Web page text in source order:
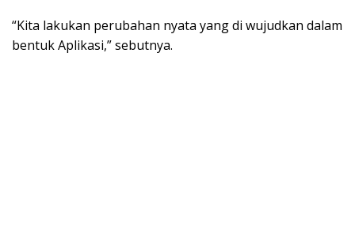
“Kita lakukan perubahan nyata yang di wujudkan dalam
bentuk Aplikasi,” sebutnya.